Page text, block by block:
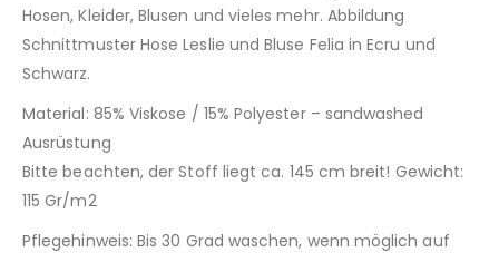
Hosen, Kleider, Blusen und vieles mehr. Abbildung
Schnittmuster Hose Leslie und Bluse Felia in Ecru und
Schwarz.
Material: 85% Viskose / 15% Polyester – sandwashed
Ausrüstung
Bitte beachten, der Stoff liegt ca. 145 cm breit! Gewicht:
115 Gr/m2
Pflegehinweis: Bis 30 Grad waschen, wenn möglich auf